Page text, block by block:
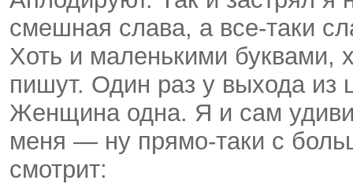
смешная слава, а все-таки
Хоть и маленькими буквами,
пишут. Один раз у выхода из
Женщина одна. Я и сам
меня — ну прямо-таки с
смотрит: